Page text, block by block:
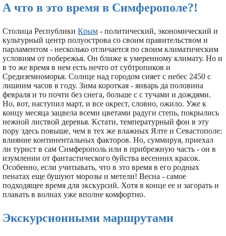
А что в это время в Симферополе?!
Столица Республики Крым - политический, экономический и
культурный центр полуострова со своим правительством и
парламентом - несколько отличается по своим климатическим
условиям от побережья. Он ближе к умеренному климату. Но и
в то же время в нем есть нечто от субтропиков и
Средиземноморья. Солнце над городом сияет с небес 2450 с
лишним часов в году. Зима короткая - январь да половина
февраля и то почти без снега, больше с с тучами и дождями.
Но, вот, наступил март, и все окрест, словно, ожило. Уже к
концу месяца зацвела всеми цветами радуги степь, покрылись
нежной листвой деревья. Кстати, температурный фон в эту
пору здесь повыше, чем в тех же влажных Ялте и Севастополе:
влияние континентальных факторов. Но, суммируя, приехал
ли турист в сам Симферополь или в прибрежную часть - он в
изумлении от фантастического буйства весенних красок.
Особенно, если учитывать, что в это время в его родных
пенатах еще бушуют морозы и метели! Весна - самое
подходящее время для экскурсий. Хотя в конце ее и загорать и
плавать в волнах уже вполне комфортно.
Экскурсионными маршрутами